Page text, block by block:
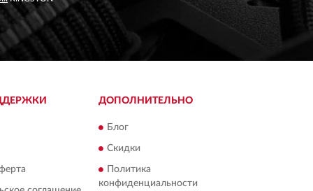
ДОПОЛНИТЕЛЬНО
Блог
Скидки
Политика
конфиденциальности